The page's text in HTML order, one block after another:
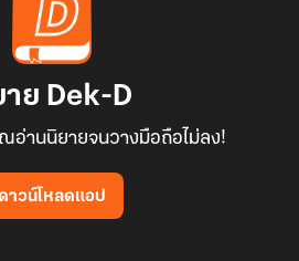
ย Dek-D
อ่านนิยายจนวางมือถือไม่ลง!
าวน์โหลดแอป